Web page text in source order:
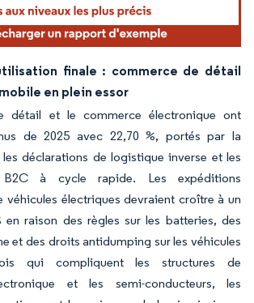
finale : commerce de détail
en plein essor
détail et le commerce électronique ont
de 2025 avec 22,70 %, portés par la
déclarations de logistique inverse et les
B2C à cycle rapide. Les expéditions
véhicules électriques devraient croître à un
raison des règles sur les batteries, des
et des droits antidumping sur les véhicules
qui compliquent les structures de
et les semi-conducteurs, les